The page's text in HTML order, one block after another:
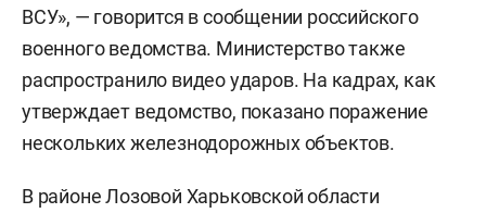
ВСУ», — говорится в сообщении российского
военного ведомства. Министерство также
распространило видео ударов. На кадрах, как
утверждает ведомство, показано поражение
нескольких железнодорожных объектов.
В районе Лозовой Харьковской области